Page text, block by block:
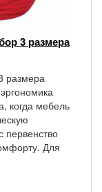
3 размера
размера
когда мебель
первенство
Для